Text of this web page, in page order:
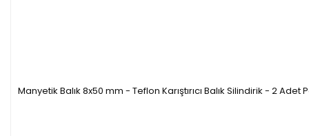
Manyetik Balık 8x50 mm - Teflon Karıştırıcı Balık Silindirik - 2 Adet